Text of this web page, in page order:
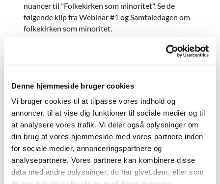
Denne hjemmeside bruger cookies
Vi bruger cookies til at tilpasse vores indhold og
annoncer, til at vise dig funktioner til sociale medier og til
at analysere vores trafik. Vi deler også oplysninger om
din brug af vores hjemmeside med vores partnere inden
for sociale medier, annonceringspartnere og
analysepartnere. Vores partnere kan kombinere disse
data med andre oplysninger, du har givet dem, eller som
nuancer til "Folkekirken som minoritet". Se de
følgende klip fra Webinar #1 og Samtaledagen om
folkekirken som minoritet.
Basbøll, Maja Rüegger og Janni Nielsen fortæller
om Tingbjerg Kirke og Diakoniens Hus fra 3:20-
36:00 minutter inde i klippet.
Accepter venligst marketingcookies
for at se denne video.